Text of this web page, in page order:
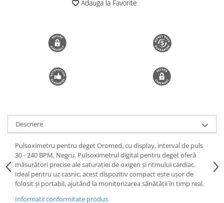
Adauga la Favorite
Descriere
Pulsoximetru pentru deget Oromed, cu display, interval de puls
30 - 240 BPM, Negru. Pulsoximetrul digital pentru deget oferă
măsurători precise ale saturației de oxigen și ritmului cardiac.
Ideal pentru uz casnic, acest dispozitiv compact este ușor de
folosit și portabil, ajutând la monitorizarea sănătății în timp real.
Informatii conformitate produs